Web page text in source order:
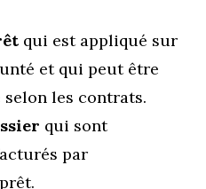
qui est appliqué sur
et qui peut être
les contrats.
qui sont
par